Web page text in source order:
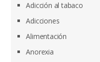
Adicción al tabaco
Adicciones
Alimentación
Anorexia